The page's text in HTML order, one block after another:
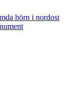
hörn i nordost